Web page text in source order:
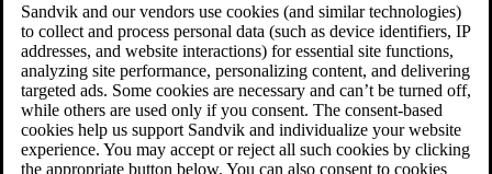
Sandvik and our vendors use cookies (and similar technologies)
to collect and process personal data (such as device identifiers, IP
addresses, and website interactions) for essential site functions,
analyzing site performance, personalizing content, and delivering
targeted ads. Some cookies are necessary and can’t be turned off,
while others are used only if you consent. The consent-based
cookies help us support Sandvik and individualize your website
experience. You may accept or reject all such cookies by clicking
the appropriate button below. You can also consent to cookies